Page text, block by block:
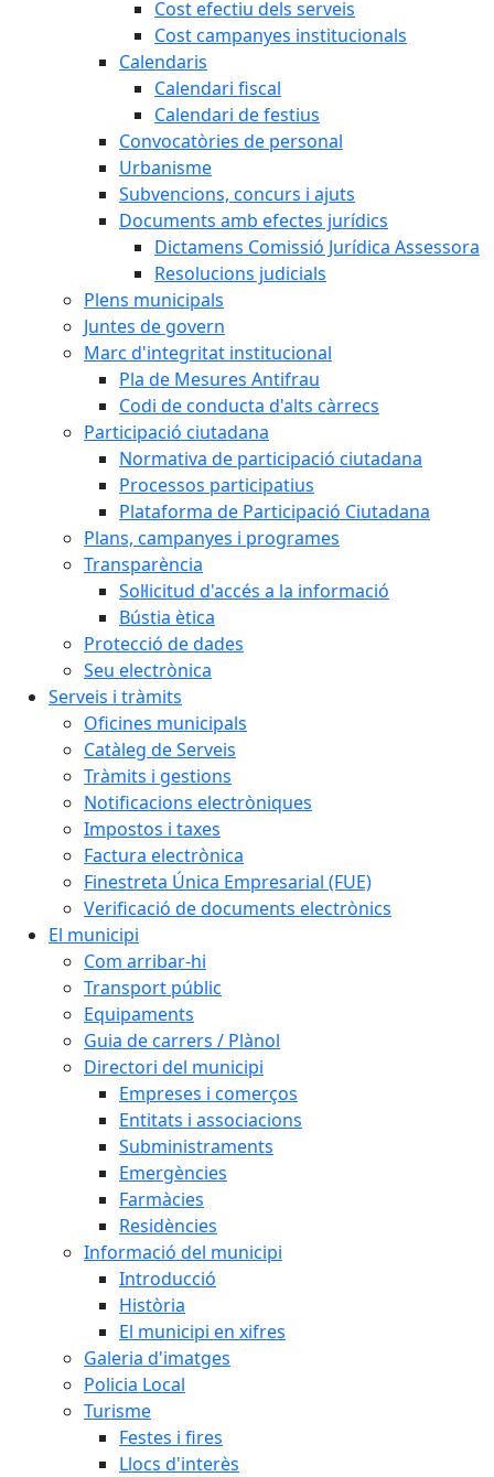
Cost efectiu dels serveis
Cost campanyes institucionals
Calendaris
Calendari fiscal
Calendari de festius
Convocatòries de personal
Urbanisme
Subvencions, concurs i ajuts
Documents amb efectes jurídics
Dictamens Comissió Jurídica Assessora
Resolucions judicials
Plens municipals
Juntes de govern
Marc d'integritat institucional
Pla de Mesures Antifrau
Codi de conducta d'alts càrrecs
Participació ciutadana
Normativa de participació ciutadana
Processos participatius
Plataforma de Participació Ciutadana
Plans, campanyes i programes
Transparència
Sol·licitud d'accés a la informació
Bústia ètica
Protecció de dades
Seu electrònica
Serveis i tràmits
Oficines municipals
Catàleg de Serveis
Tràmits i gestions
Notificacions electròniques
Impostos i taxes
Factura electrònica
Finestreta Única Empresarial (FUE)
Verificació de documents electrònics
El municipi
Com arribar-hi
Transport públic
Equipaments
Guia de carrers / Plànol
Directori del municipi
Empreses i comerços
Entitats i associacions
Subministraments
Emergències
Farmàcies
Residències
Informació del municipi
Introducció
Història
El municipi en xifres
Galeria d'imatges
Policia Local
Turisme
Festes i fires
Llocs d'interès